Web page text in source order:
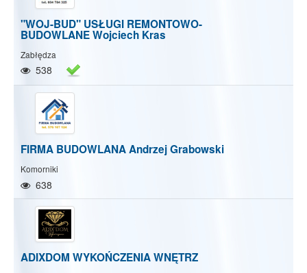
"WOJ-BUD" USŁUGI REMONTOWO-
BUDOWLANE Wojciech Kras
Zabłędza
538
FIRMA BUDOWLANA Andrzej Grabowski
Komorniki
638
ADIXDOM WYKOŃCZENIA WNĘTRZ